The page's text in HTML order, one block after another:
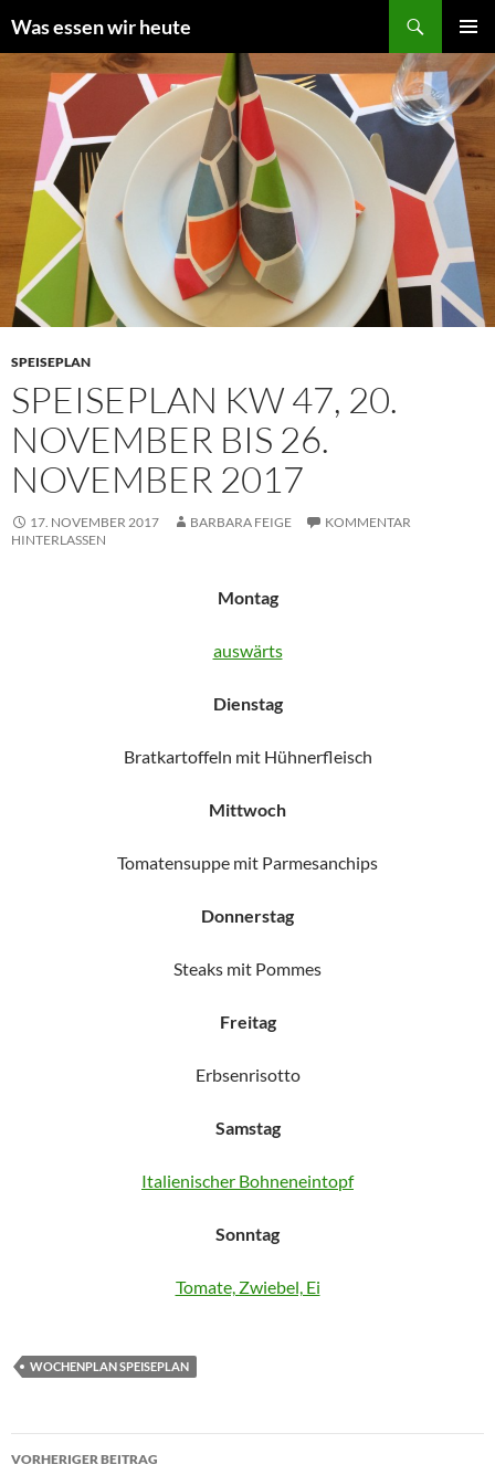
Inhalt
springen
Was essen wir heute
MENÜ
SPEISEPLAN
SPEISEPLAN KW 47, 20.
NOVEMBER BIS 26.
NOVEMBER 2017
17. NOVEMBER 2017 BARBARA FEIGE
KOMMENTAR
HINTERLASSEN
Montag
auswärts
Dienstag
Bratkartoffeln mit Hühnerfleisch
Mittwoch
Tomatensuppe mit Parmesanchips
Donnerstag
Steaks mit Pommes
Freitag
Erbsenrisotto
Samstag
Italienischer Bohneneintopf
Sonntag
Tomate, Zwiebel, Ei
WOCHENPLAN SPEISEPLAN
Beitragsnavigation
VORHERIGER BEITRAG